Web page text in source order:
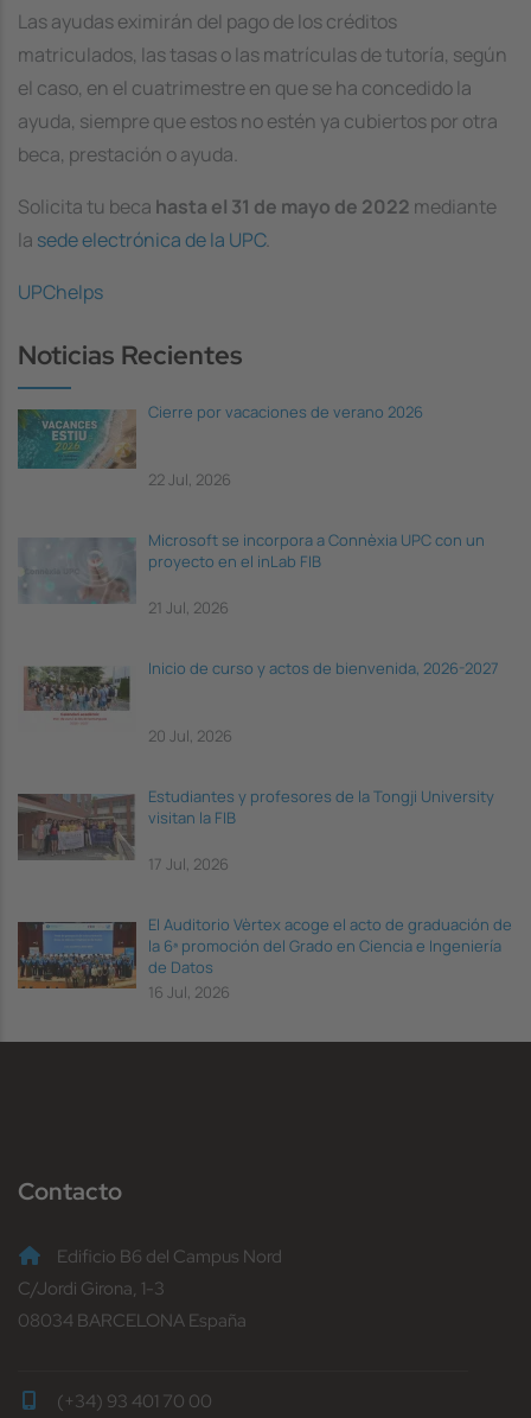
Las ayudas eximirán del pago de los créditos
matriculados, las tasas o las matrículas de tutoría, según
el caso, en el cuatrimestre en que se ha concedido la
ayuda, siempre que estos no estén ya cubiertos por otra
beca, prestación o ayuda.
Solicita tu beca hasta el 31 de mayo de 2022 mediante
la sede electrónica de la UPC.
UPChelps
Noticias Recientes
Cierre por vacaciones de verano 2026
22 Jul, 2026
Microsoft se incorpora a Connèxia UPC con un
proyecto en el inLab FIB
21 Jul, 2026
Inicio de curso y actos de bienvenida, 2026-2027
20 Jul, 2026
Estudiantes y profesores de la Tongji University
visitan la FIB
17 Jul, 2026
El Auditorio Vèrtex acoge el acto de graduación de
la 6ª promoción del Grado en Ciencia e Ingeniería
de Datos
16 Jul, 2026
Contacto
Edificio B6 del Campus Nord
C/Jordi Girona, 1-3
08034 BARCELONA España
(+34) 93 401 70 00